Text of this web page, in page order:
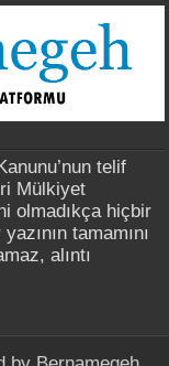
telif
Mülkiyet
olmadıkça hiçbir
tamamını
alıntı